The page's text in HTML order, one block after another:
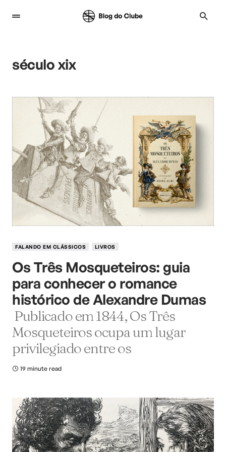
século xix
FALANDO EM CLÁSSICOS LIVROS
Os Três Mosqueteiros: guia
para conhecer o romance
histórico de Alexandre Dumas
Publicado em 1844, Os Três
Mosqueteiros ocupa um lugar
privilegiado entre os
19 minute read